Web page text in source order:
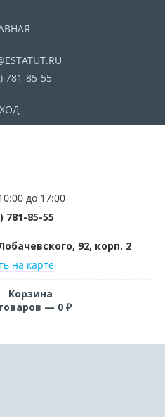
781-85-55
до 17:00
781-85-55
92, корп. 2
на карте
Корзина
— 0 ₽